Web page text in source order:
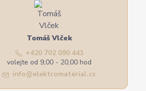
Tomáš Vlček
+420 702 090 443
volejte od 9,00 - 20,00 hod
info@elektromaterial.cz